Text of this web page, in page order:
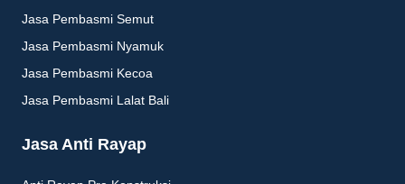
Jasa Pembasmi Semut
Jasa Pembasmi Nyamuk
Jasa Pembasmi Kecoa
Jasa Pembasmi Lalat Bali
Jasa Anti Rayap